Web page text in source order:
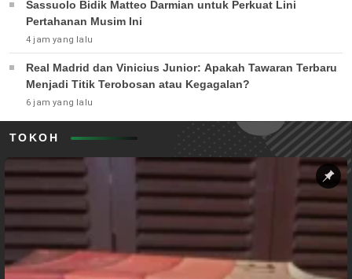
Sassuolo Bidik Matteo Darmian untuk Perkuat Lini
Pertahanan Musim Ini
4 jam yang lalu
Real Madrid dan Vinicius Junior: Apakah Tawaran Terbaru
Menjadi Titik Terobosan atau Kegagalan?
6 jam yang lalu
TOKOH